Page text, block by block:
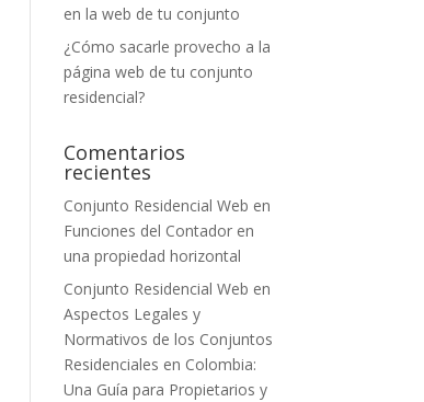
en la web de tu conjunto
¿Cómo sacarle provecho a la
página web de tu conjunto
residencial?
Comentarios
recientes
Conjunto Residencial Web en
Funciones del Contador en
una propiedad horizontal
Conjunto Residencial Web en
Aspectos Legales y
Normativos de los Conjuntos
Residenciales en Colombia:
Una Guía para Propietarios y